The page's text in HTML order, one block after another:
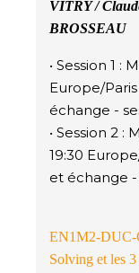
VITRY /
BROSSEAU
• Session 1 :
Europe/
échange -
• Session 2 :
19:30
et échange -
EN1M2-DUC-
Solving et les